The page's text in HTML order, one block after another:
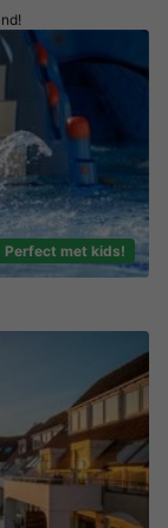
Perfect met kids!